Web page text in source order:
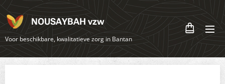
NOUSAYBAH vzw
Voor beschikbare, kwalitatieve zorg in Bantan